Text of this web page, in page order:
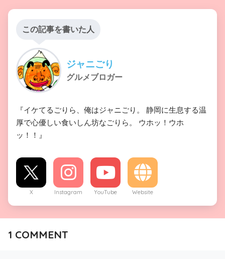
この記事を書いた人
ジャニごり
グルメブロガー
『イケてるごりら、俺はジャニごり。 静岡に生息する温
厚で心優しい食いしん坊なごりら。 ウホッ！ウホ
ッ！！』
X Instagram YouTube Website
1 COMMENT